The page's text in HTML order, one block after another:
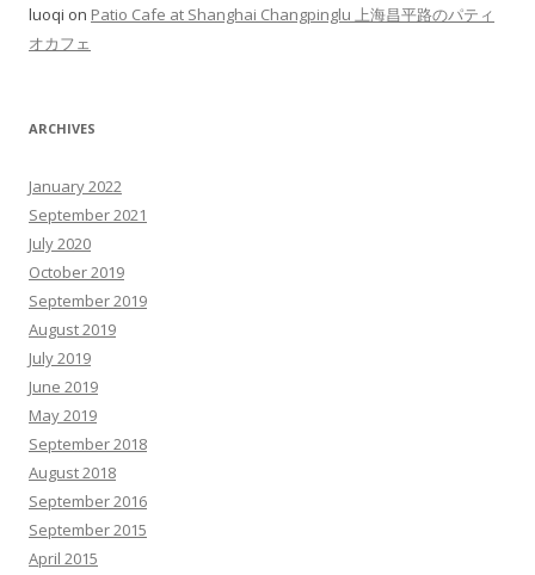
luoqi on Patio Cafe at Shanghai Changpinglu 上海昌平路のパティ
オカフェ
ARCHIVES
January 2022
September 2021
July 2020
October 2019
September 2019
August 2019
July 2019
June 2019
May 2019
September 2018
August 2018
September 2016
September 2015
April 2015